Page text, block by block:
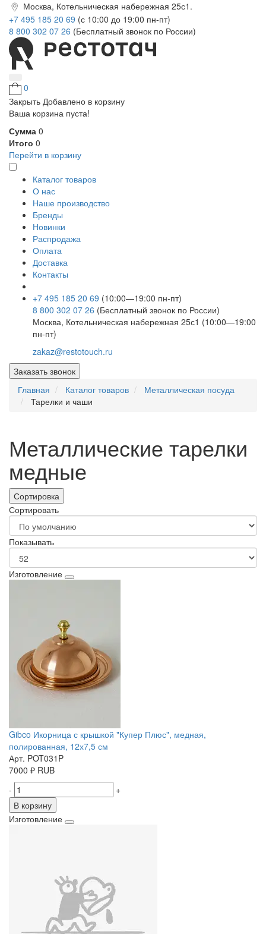
Москва, Котельническая набережная 25с1.
+7 495 185 20 69 (с 10:00 до 19:00 пн-пт)
8 800 302 07 26 (Бесплатный звонок по России)
0
Закрыть Добавлено в корзину
Ваша корзина пуста!
Сумма 0
Итого 0
Перейти в корзину
Каталог товаров
О нас
Наше производство
Бренды
Новинки
Распродажа
Оплата
Доставка
Контакты
+7 495 185 20 69 (10:00—19:00 пн-пт)
8 800 302 07 26 (Бесплатный звонок по России)
Москва, Котельническая набережная 25с1 (10:00—19:00
пн-пт)
zakaz@restotouch.ru
Заказать звонок
Главная
Каталог товаров
Металлическая посуда
Тарелки и чаши
Металлические тарелки
медные
Сортировка
Сортировать
Показывать
Изготовление
Gibco Икорница с крышкой "Купер Плюс", медная,
полированная, 12х7,5 см
Арт. POT031P
7000 ₽ RUB
-
+
В корзину
Изготовление